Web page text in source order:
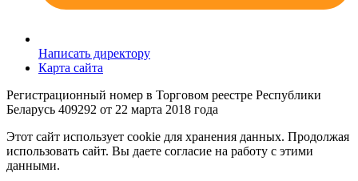
Написать директору
Карта сайта
Регистрационный номер в Торговом реестре Республики
Беларусь 409292 от 22 марта 2018 года
Этот сайт использует cookie для хранения данных. Продолжая
использовать сайт. Вы даете согласие на работу с этими
данными.